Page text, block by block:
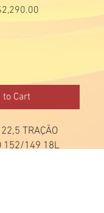
to Cart
TRAÇÃO
152/149 18L